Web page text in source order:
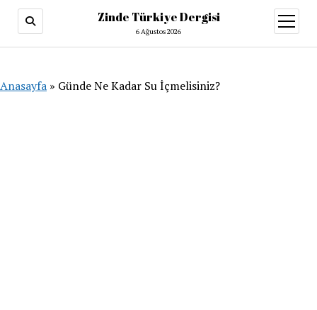
Zinde Türkiye Dergisi
6 Ağustos 2026
aç
Anasayfa » Günde Ne Kadar Su İçmelisiniz?